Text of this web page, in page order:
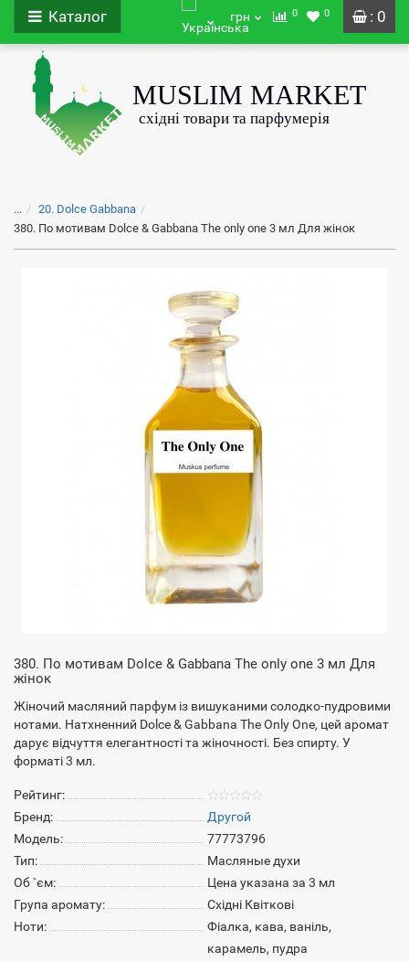
: 0
Каталог грн 0 0
...
20. Dolce Gabbana
380. По мотивам Dolce & Gabbana The only one 3 мл Для жінок
380. По мотивам Dolce & Gabbana The only one 3 мл Для
жінок
Жіночий масляний парфум із вишуканими солодко-пудровими
нотами. Натхненний Dolce & Gabbana The Only One, цей аромат
дарує відчуття елегантності та жіночності. Без спирту. У
форматі 3 мл.
Рейтинг:
Бренд:
Другой
Модель:
77773796
Тип:
Масляные духи
Об `єм:
Цена указана за 3 мл
Група аромату:
Східні Квіткові
Ноти:
Фіалка, кава, ваніль,
карамель, пудра